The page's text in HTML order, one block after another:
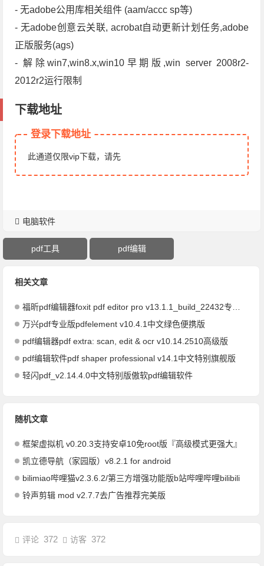
- 无adobe公用库相关组件 (aam/accc sp等)
- 无adob​​e创意云关联, acrobat自动更新计划任务,adob​​e
正版服务(ags)
- 解除win7,win8.x,win10早期版,win server 2008r2-
2012r2运行限制
下载地址
登录下载地址
此通道仅限vip下载，请先
电脑软件
pdf工具 pdf编辑
相关文章
福昕pdf编辑器foxit pdf editor pro v13.1.1_build_22432专业版
万兴pdf专业版pdfelement v10.4.1中文绿色便携版
pdf编辑器pdf extra: scan, edit & ocr v10.14.2510高级版
pdf编辑软件pdf shaper professional v14.1中文特别旗舰版
轻闪pdf_v2.14.4.0中文特别版傲软pdf编辑软件
随机文章
框架虚拟机 v0.20.3支持安卓10免root版『高级模式更强大』
凯立德导航（家园版）v8.2.1 for android
bilimiao哔哩猫v2.3.6.2/第三方增强功能版b站哔哩哔哩bilibili
铃声剪辑 mod v2.7.7去广告推荐完美版
评论372 访客372